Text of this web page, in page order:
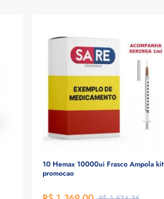
10 Hemax 10000ui Frasco Ampola kit
promocao